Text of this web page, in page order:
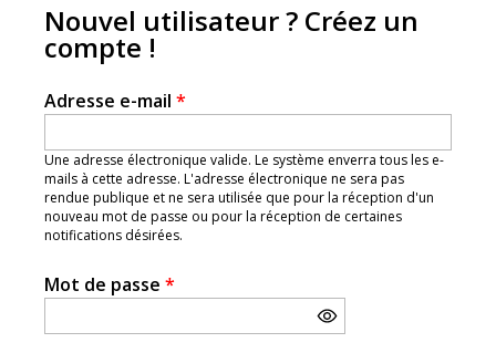
Nouvel utilisateur ? Créez un
compte !
Adresse e-mail *
Une adresse électronique valide. Le système enverra tous les e-
mails à cette adresse. L'adresse électronique ne sera pas
rendue publique et ne sera utilisée que pour la réception d'un
nouveau mot de passe ou pour la réception de certaines
notifications désirées.
Mot de passe *